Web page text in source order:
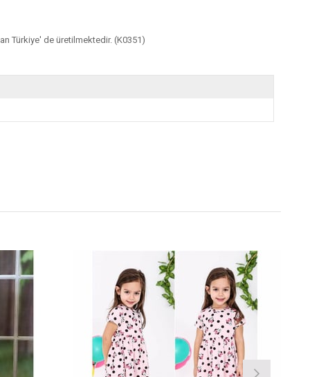
Türkiye' de üretilmektedir. (K0351)